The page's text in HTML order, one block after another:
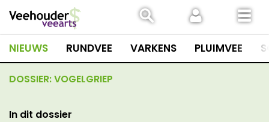
naar
inhoud
NIEUWS RUNDVEE VARKENS PLUIMVEE
DOSSIER:VOGELGRIEP
In dit dossier